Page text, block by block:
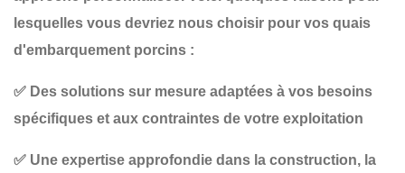
lesquelles vous devriez nous choisir pour vos quais
d'embarquement porcins :
✅ Des solutions sur mesure adaptées à vos besoins
spécifiques et aux contraintes de votre exploitation
✅ Une expertise approfondie dans la construction, la